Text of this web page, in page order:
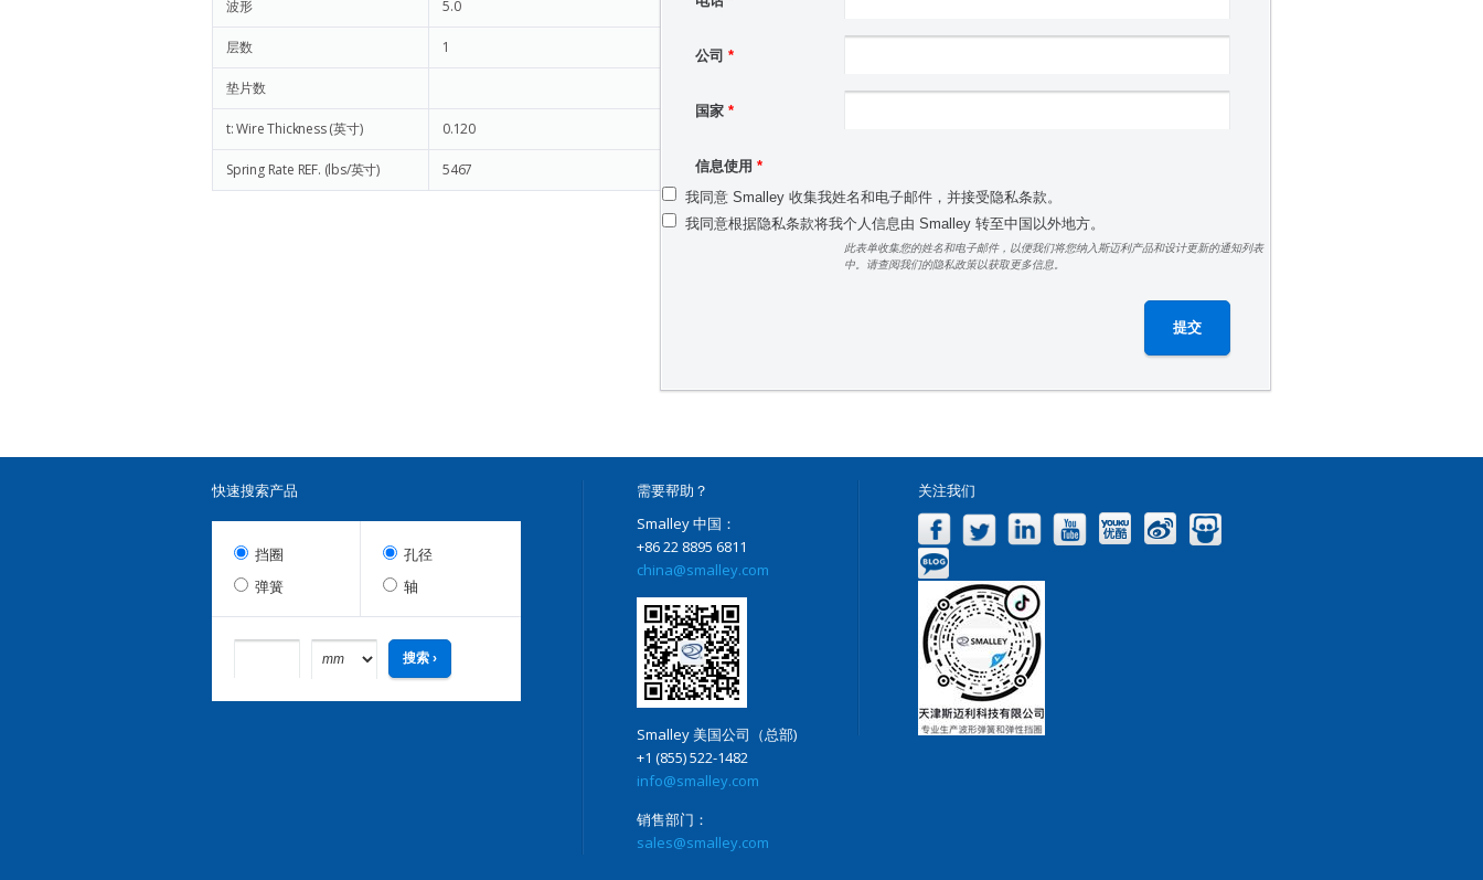
波形 5.0
层数 1
垫片数
t: Wire Thickness (英寸) 0.120
Spring Rate REF. (lbs/英寸) 5467
公司 *
国家 *
信息使用 *
我同意 Smalley 收集我姓名和电子邮件，并接受隐私条款。
我同意根据隐私条款将我个人信息由 Smalley 转至中国以外地方。
此表单收集您的姓名和电子邮件，以便我们将您纳入斯迈利产品和设计更新的通知列表
中。请查阅我们的隐私政策以获取更多信息。
快速搜索产品
挡圈
弹簧
孔径
轴
需要帮助？
Smalley 中国：
+86 22 8895 6811
china@smalley.com
Smalley 美国公司（总部)
+1 (855) 522-1482
info@smalley.com
销售部门：
sales@smalley.com
关注我们
FacebookTwitter LinkedIn